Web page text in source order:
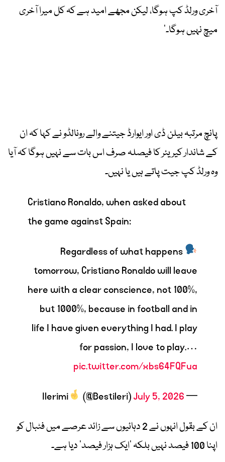
آخری ورلڈ کپ ہوگا، لیکن مجھے امید ہے کہ کل میرا آخری
میچ نہیں ہوگا۔‘
پانچ مرتبہ بیلن ڈی اور ایوارڈ جیتنے والے رونالڈو نے کہا کہ ان
کے شاندار کیریئر کا فیصلہ صرف اس بات سے نہیں ہوگا کہ آیا
وہ ورلڈ کپ جیت پاتے ہیں یا نہیں۔
Cristiano Ronaldo, when asked about
the game against Spain:
Regardless of what happens
tomorrow, Cristiano Ronaldo will leave
here with a clear conscience, not 100%,
but 1000%, because in football and in
life I have given everything I had. I play
for passion, I love to play.…
pic.twitter.com/xbs64FQFua
— Ilerimi
(@Bestileri)July 5, 2026
ان کے بقول انہوں نے 2 دہائیوں سے زائد عرصے میں فٹبال کو
اپنا 100 فیصد نہیں بلکہ ’ایک ہزار فیصد‘ دیا ہے۔